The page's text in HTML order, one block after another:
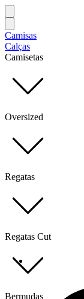
Camisas
Calças
Camisetas
Oversized
Regatas
Regatas Cut
Bermudas